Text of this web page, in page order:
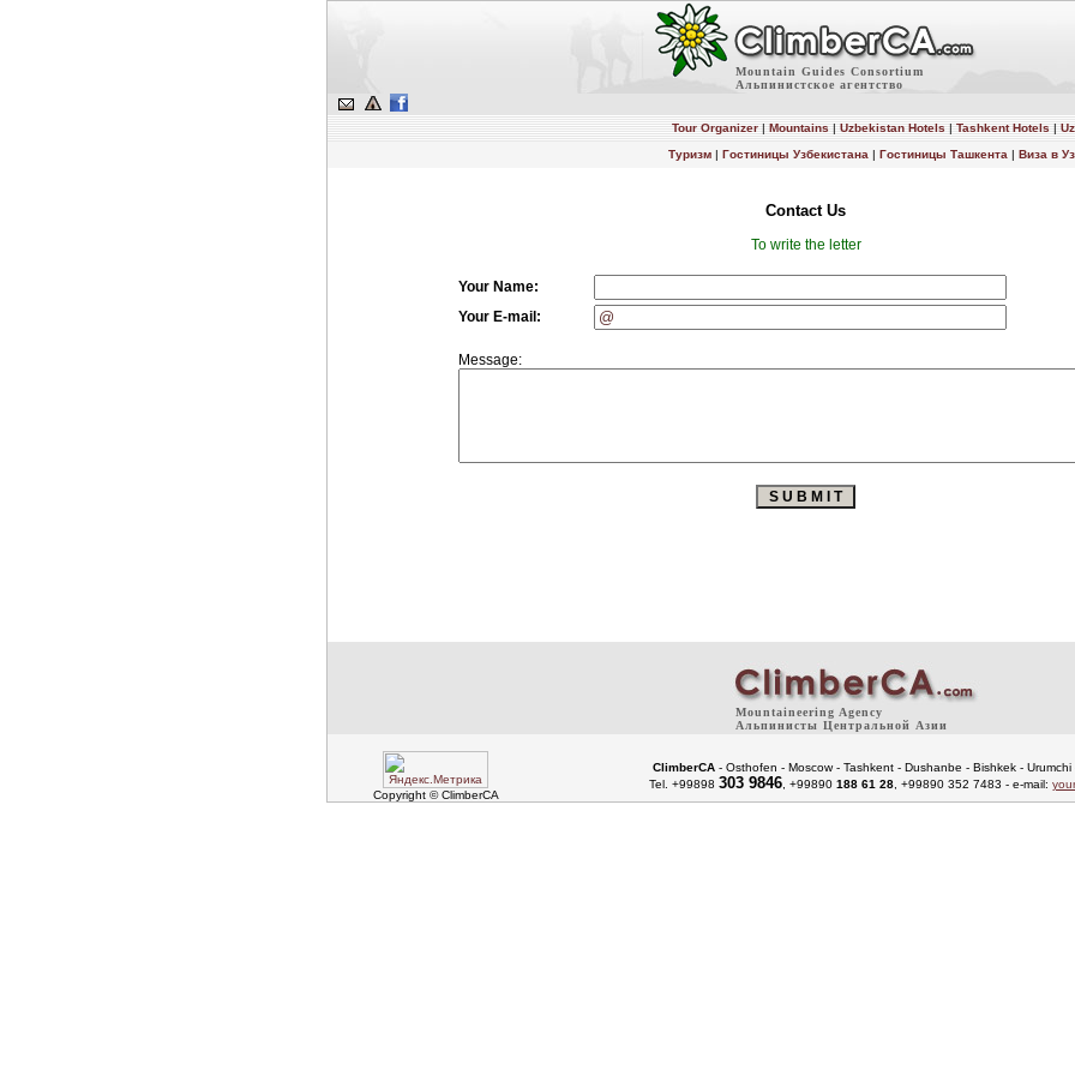
Mountain Guides Consortium
Альпинистское агентство
Tour Organizer|Mountains|Uzbekistan Hotels|Tashkent Hotels|
Туризм | Гостиницы Узбекистана | Гостиницы Ташкента | Виза в
Contact Us
To write the letter
Your Name:
Your E-mail:
Message:
Mountaineering Agency
Альпинисты Центральной Азии
Copyright © ClimberCA
ClimberCA - Osthofen - Moscow - Tashkent - Dushanbe - Bishkek -
Tel. +99898 303 9846, +99890 188 61 28, +99890 352 7483 - e-mail: